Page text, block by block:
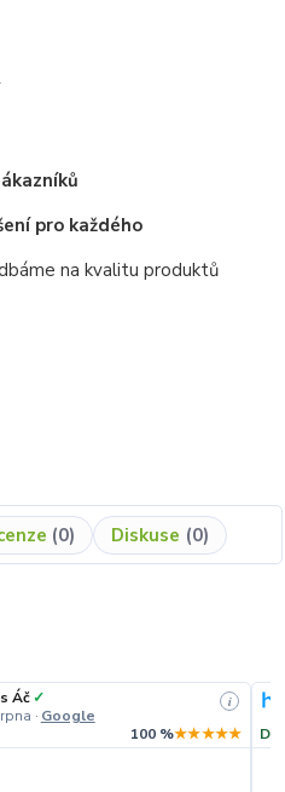
pro každého
na kvalitu produktů
0 Diskuse 0
Áč✓
· Google
i
100 %★★★★★